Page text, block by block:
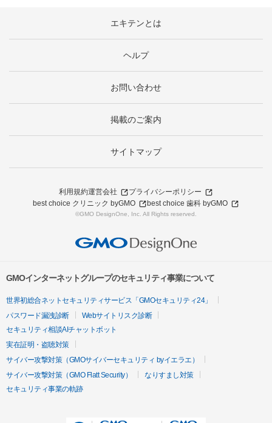
エキテンとは
ヘルプ
お問い合わせ
掲載のご案内
サイトマップ
利用規約運営会社
プライバシーポリシー
best choice クリニック byGMO
best choice 歯科 byGMO
©GMO DesignOne, Inc. All Rights reserved.
GMOインターネットグループのセキュリティ事業について
世界初総合ネットセキュリティサービス「GMOセキュリティ24」
パスワード漏洩診断
Webサイトリスク診断
セキュリティ相談AIチャットボット
実在証明・盗聴対策
サイバー攻撃対策（GMOサイバーセキュリティ byイエラエ）
サイバー攻撃対策（GMO Flatt Security）
なりすまし対策
セキュリティ事業の軌跡